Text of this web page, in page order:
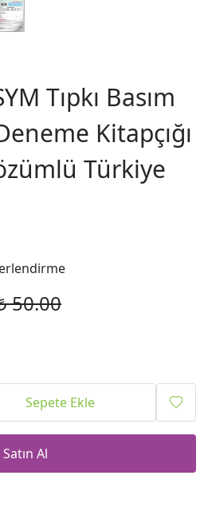
Tıpkı Basım
Kitapçığı
Türkiye
50.00
Sepete Ekle
Satın Al